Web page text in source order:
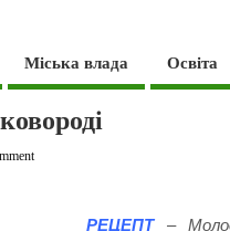
Міська влада Освіта
РЕЦЕПТ
–